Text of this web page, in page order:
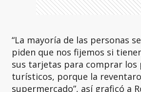
“La mayoría de las personas
piden que nos fijemos si
sus tarjetas para comprar los
turísticos, porque la
supermercado”, así graficó a